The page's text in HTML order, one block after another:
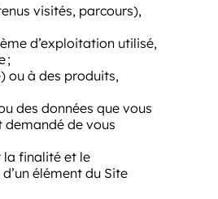
visités, parcours),
d’exploitation utilisé,
;
ou à des produits,
des données que vous
demandé de vous
la finalité et le
élément du Site